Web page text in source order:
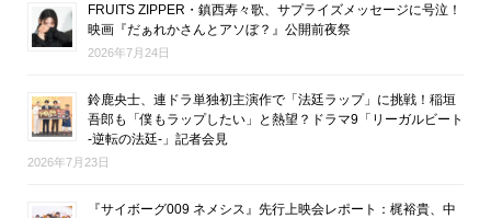
FRUITS ZIPPER・鎮西寿々歌、サプライズメッセージに号泣！
映画『だぁれかさんとアソぼ？』公開前夜祭
2026年7月24日
鈴鹿央士、連ドラ単独初主演作で「法廷ラップ」に挑戦！稲垣
吾郎も「僕もラップしたい」と熱望？ドラマ9「リーガルビート
-逆転の法廷-」記者会見
2026年7月23日
『サイボーグ009 ネメシス』先行上映会レポート：梶裕貴、中